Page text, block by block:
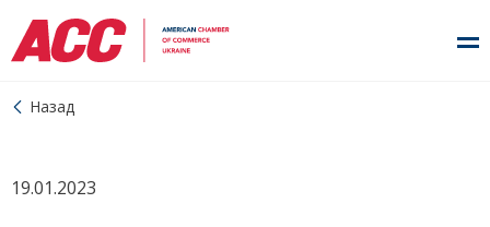
Назад
19.01.2023